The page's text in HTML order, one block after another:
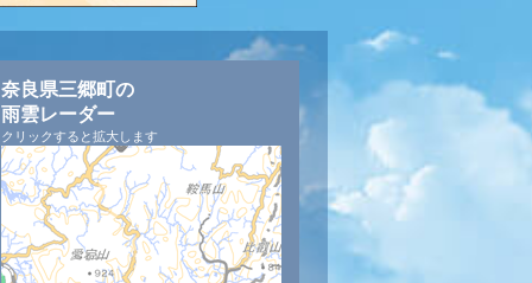
奈良県三郷町の
雨雲レーダー
クリックすると拡大します